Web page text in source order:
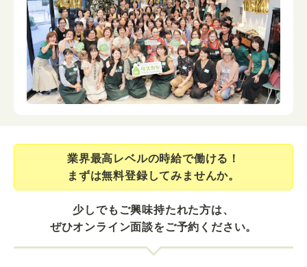
業界最⾼レベルの時給で働ける！
まずは無料登録してみませんか。
少しでもご興味持たれた方は、
ぜひオンライン面談をご予約ください。